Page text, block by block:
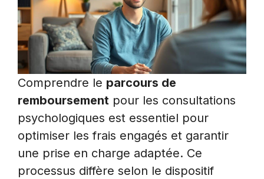
Comprendre le parcours de
remboursement pour les consultations
psychologiques est essentiel pour
optimiser les frais engagés et garantir
une prise en charge adaptée. Ce
processus diffère selon le dispositif